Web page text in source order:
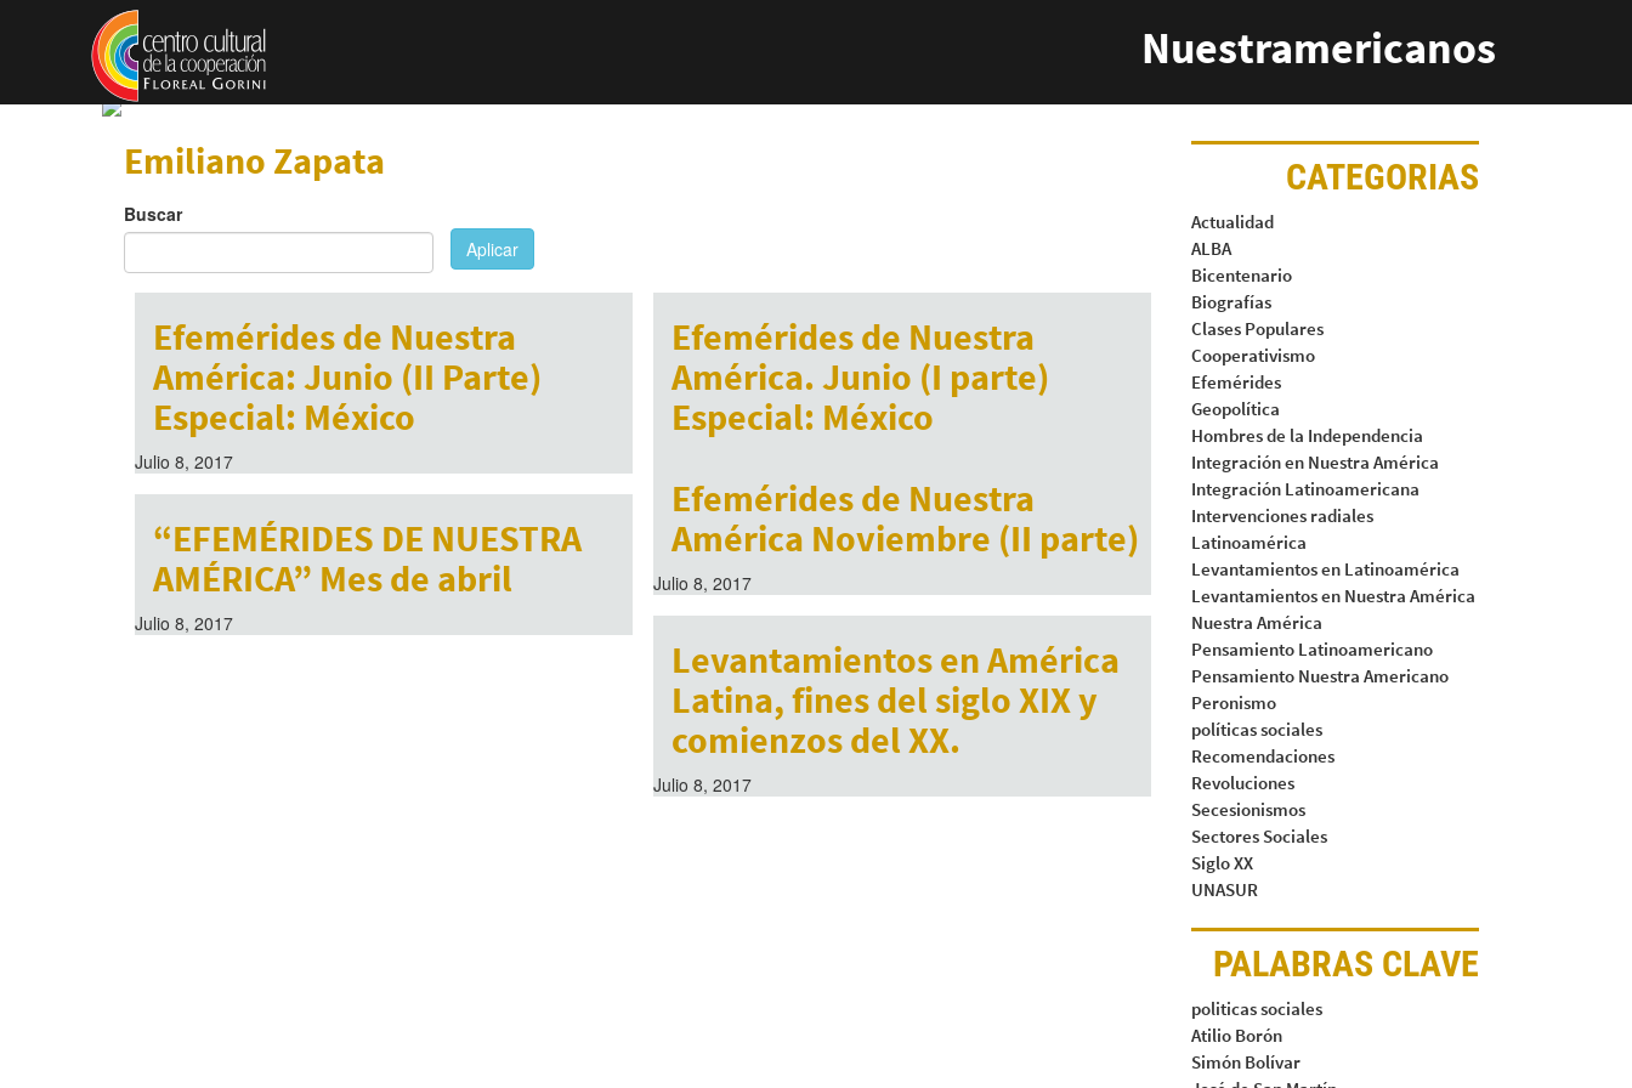
Pasar al contenido principal
Nuestramericanos
Emiliano Zapata
Buscar
Aplicar
Efemérides de Nuestra
América: Junio (II Parte)
Especial: México
Julio 8, 2017
Efemérides de Nuestra
América. Junio (I parte)
Especial: México
Efemérides de Nuestra
América Noviembre (II parte)
Julio 8, 2017
“EFEMÉRIDES DE NUESTRA
AMÉRICA” Mes de abril
Julio 8, 2017
Levantamientos en América
Latina, fines del siglo XIX y
comienzos del XX.
Julio 8, 2017
CATEGORIAS
Actualidad
ALBA
Bicentenario
Biografías
Clases Populares
Cooperativismo
Efemérides
Geopolítica
Hombres de la Independencia
Integración en Nuestra América
Integración Latinoamericana
Intervenciones radiales
Latinoamérica
Levantamientos en Latinoamérica
Levantamientos en Nuestra América
Nuestra América
Pensamiento Latinoamericano
Pensamiento Nuestra Americano
Peronismo
políticas sociales
Recomendaciones
Revoluciones
Secesionismos
Sectores Sociales
Siglo XX
UNASUR
PALABRAS CLAVE
politicas sociales
Atilio Borón
Simón Bolívar